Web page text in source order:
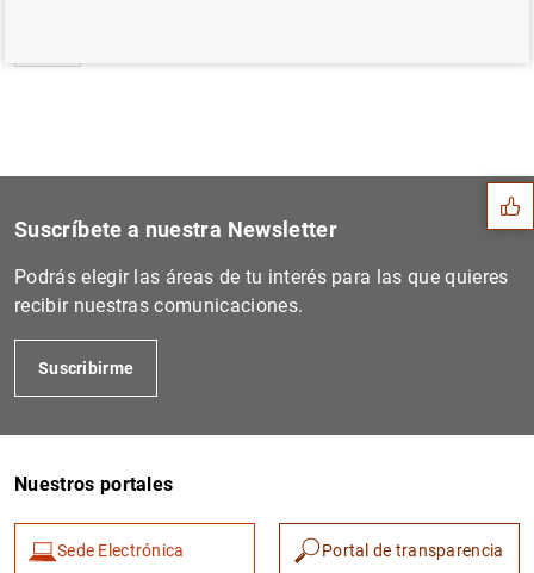
Sugerencias
1 2
Suscríbete a nuestra Newsletter
Podrás elegir las áreas de tu interés para las que quieres
recibir nuestras comunicaciones.
Suscribirme
Nuestros portales
Sede Electrónica Portal de transparencia